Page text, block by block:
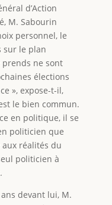
d’Action
M. Sabourin
personnel, le
sur le plan
prends ne sont
élections
», expose-t-il,
le bien commun.
en politique, il se
politicien que
aux réalités du
politicien à
devant lui, M.